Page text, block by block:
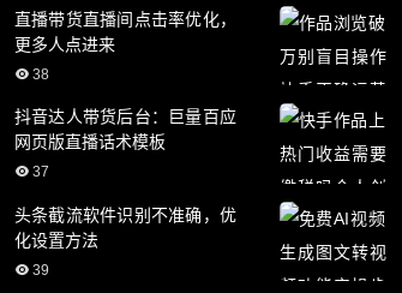
直播带货直播间点击率优化，
更多人点进来
38
抖音达人带货后台：巨量百应
网页版直播话术模板
37
头条截流软件识别不准确，优
化设置方法
39